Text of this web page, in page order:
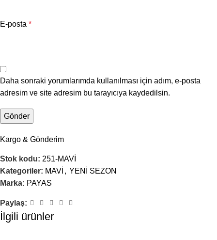
E-posta *
Daha sonraki yorumlarımda kullanılması için adım, e-posta
adresim ve site adresim bu tarayıcıya kaydedilsin.
Kargo & Gönderim
Stok kodu: 251-MAVİ
Kategoriler: MAVİ , YENİ SEZON
Marka: PAYAS
Paylaş:
İlgili ürünler